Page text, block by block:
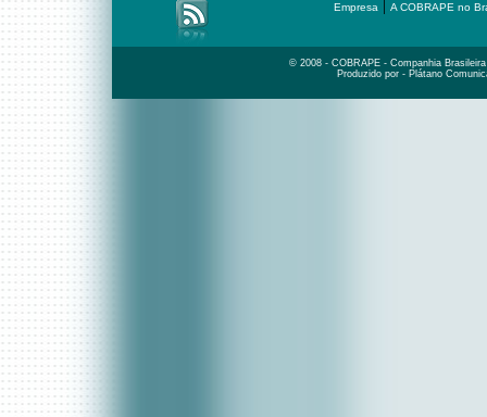
Empresa A COBRAPE no
© 2008 - COBRAPE - Companhia
Produzido por - Plátano